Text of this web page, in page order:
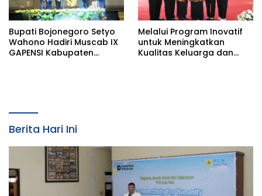
Bupati Bojonegoro Setyo
Wahono Hadiri Muscab IX
GAPENSI Kabupaten
Melalui Program Inovatif
untuk Meningkatkan
Kualitas Keluarga dan
Berita Hari Ini